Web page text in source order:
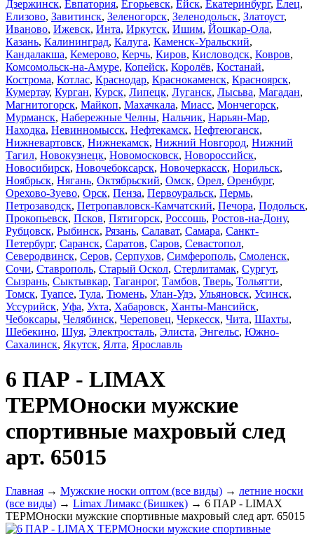
Дзержинск, Евпатория, Егорьевск, Ейск, Екатеринбург, Елец,
Елизово, Завитинск, Зеленогорск, Зеленодольск, Златоуст,
Иваново, Ижевск, Инта, Иркутск, Ишим, Йошкар-Ола,
Казань, Калининград, Калуга, Каменск-Уральский,
Кандалакша, Кемерово, Керчь, Киров, Кисловодск, Ковров,
Комсомольск-на-Амуре, Копейск, Королёв, Костанай,
Кострома, Котлас, Краснодар, Краснокаменск, Красноярск,
Кумертау, Курган, Курск, Липецк, Луганск, Лысьва, Магадан,
Магнитогорск, Майкоп, Махачкала, Миасс, Мончегорск,
Мурманск, Набережные Челны, Нальчик, Нарьян-Мар,
Находка, Невинномысск, Нефтекамск, Нефтеюганск,
Нижневартовск, Нижнекамск, Нижний Новгород, Нижний
Тагил, Новокузнецк, Новомосковск, Новороссийск,
Новосибирск, Новочебоксарск, Новочеркасск, Норильск,
Ноябрьск, Нягань, Октябрьский, Омск, Орел, Оренбург,
Орехово-Зуево, Орск, Пенза, Первоуральск, Пермь,
Петрозаводск, Петропавловск-Камчатский, Печора, Подольск,
Прокопьевск, Псков, Пятигорск, Россошь, Ростов-на-Дону,
Рубцовск, Рыбинск, Рязань, Салават, Самара, Санкт-
Петербург, Саранск, Саратов, Саров, Севастопол,
Северодвинск, Серов, Серпухов, Симферополь, Смоленск,
Сочи, Ставрополь, Старый Оскол, Стерлитамак, Сургут,
Сызрань, Сыктывкар, Таганрог, Тамбов, Тверь, Тольятти,
Томск, Туапсе, Тула, Тюмень, Улан-Удэ, Ульяновск, Усинск,
Уссурийск, Уфа, Ухта, Хабаровск, Ханты-Мансийск,
Чебоксары, Челябинск, Череповец, Черкесск, Чита, Шахты,
Шебекино, Шуя, Электросталь, Элиста, Энгельс, Южно-
Сахалинск, Якутск, Ялта, Ярославль
6 ПАР - LIMAX
ТЕРМОноски мужские
спортивные махровый след
арт. 65015
Главная → Мужские носки оптом (все виды) → летние носки
(все виды) → Limax Лимакс (Бишкек) → 6 ПАР - LIMAX
ТЕРМОноски мужские спортивные махровый след арт. 65015